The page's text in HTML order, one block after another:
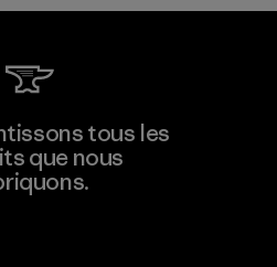
tous les
que nous